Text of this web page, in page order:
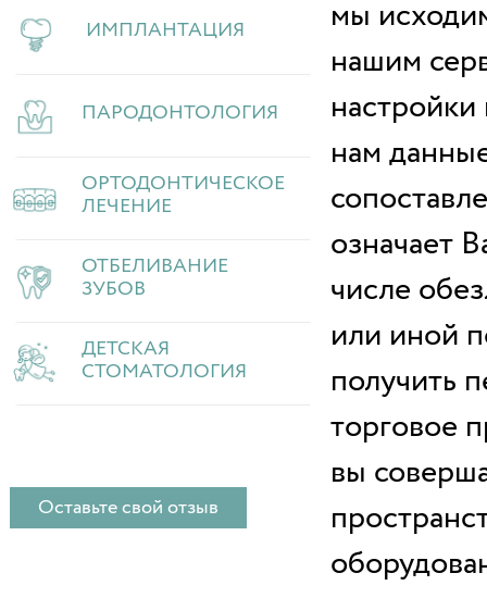
мы
нашим
нам
означает
числе
или иной
получить
торговое
вы
ИМПЛАНТАЦИЯ
ПАРОДОНТОЛОГИЯ
ОРТОДОНТИЧЕСКОЕ
ЛЕЧЕНИЕ
ОТБЕЛИВАНИЕ
ЗУБОВ
ДЕТСКАЯ
СТОМАТОЛОГИЯ
Оставьте свой отзыв